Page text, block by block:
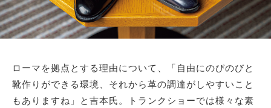
ローマを拠点とする理由について、「自由にのびのびと
靴作りができる環境、それから革の調達がしやすいこと
もありますね」と吉本氏。トランクショーでは様々な素